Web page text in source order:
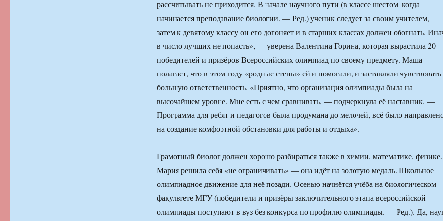
рассчитывать не приходится. В начале научного пути (в классе шестом, когда
начинается преподавание биологии. — Ред.) ученик следует за своим учителем,
затем к девятому классу он его догоняет и в старших классах должен обогнать.
в число лучших не попасть», — уверена Валентина Горина, которая вырастила 20
победителей и призёров Всероссийских олимпиад по своему предмету. Маша
полагает, что в этом году «родные стены» ей и помогали, и заставляли чувствовать
большую ответственность. «Приятно, что организация олимпиады была на
высочайшем уровне. Мне есть с чем сравнивать, — подчеркнула её наставник. —
Программа для ребят и педагогов была продумана до мелочей, всё было
на создание комфортной обстановки для работы и отдыха».
Грамотный биолог должен хорошо разбираться также в химии, математике, физике.
Мария решила себя «не ограничивать» — она идёт на золотую медаль. Школьное
олимпиадное движение для неё позади. Осенью начнётся учёба на биологическом
факультете МГУ (победители и призёры заключительного этапа всероссийской
олимпиады поступают в вуз без конкурса по профилю олимпиады. — Ред.). Да,